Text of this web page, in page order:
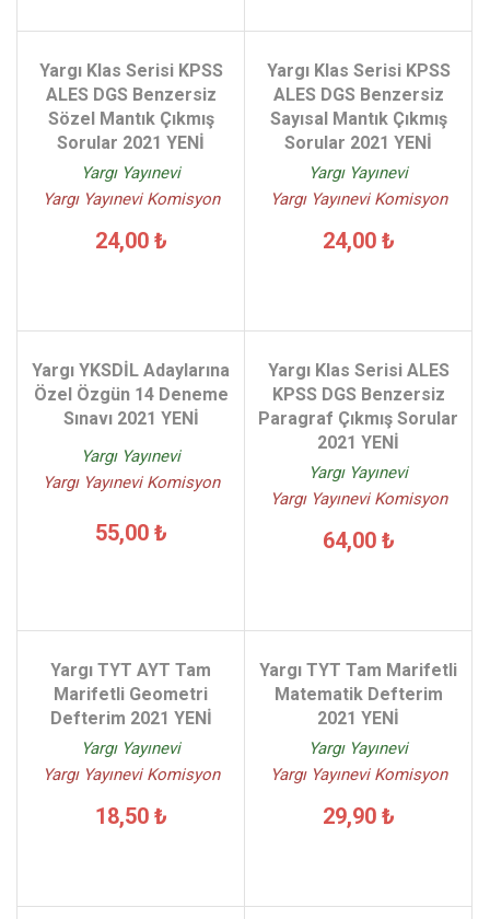
Yargı Klas Serisi KPSS
ALES DGS Benzersiz
Sözel Mantık Çıkmış
Sorular 2021 YENİ
Yargı Yayınevi
Yargı Yayınevi Komisyon
24,00 ₺
Yargı Klas Serisi KPSS
ALES DGS Benzersiz
Sayısal Mantık Çıkmış
Sorular 2021 YENİ
Yargı Yayınevi
Yargı Yayınevi Komisyon
24,00 ₺
Yargı YKSDİL Adaylarına
Özel Özgün 14 Deneme
Sınavı 2021 YENİ
Yargı Yayınevi
Yargı Yayınevi Komisyon
55,00 ₺
Yargı Klas Serisi ALES
KPSS DGS Benzersiz
Paragraf Çıkmış Sorular
2021 YENİ
Yargı Yayınevi
Yargı Yayınevi Komisyon
64,00 ₺
Yargı TYT AYT Tam
Marifetli Geometri
Defterim 2021 YENİ
Yargı Yayınevi
Yargı Yayınevi Komisyon
18,50 ₺
Yargı TYT Tam Marifetli
Matematik Defterim
2021 YENİ
Yargı Yayınevi
Yargı Yayınevi Komisyon
29,90 ₺